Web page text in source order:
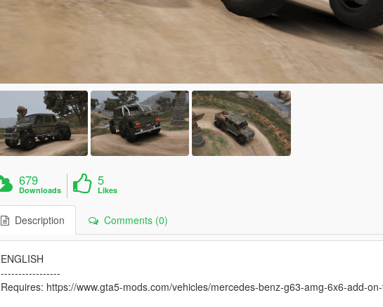
679
Downloads
5
Likes
Description Comments (0)
ENGLISH
-----------------
Requires: https://www.gta5-mods.com/vehicles/mercedes-benz-g63-amg-6x6-add-